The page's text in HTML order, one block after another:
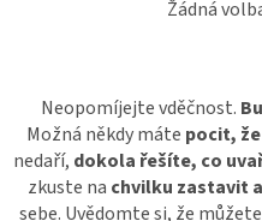
Žádná
Neopomíjejte vděčnost.
Možná někdy máte pocit,
nedaří, dokola řešíte, co
zkuste na chvilku zastavit
sebe. Uvědomte si, že